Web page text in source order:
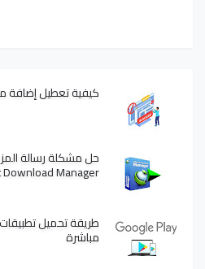
كيفية تعطيل إضافة
حل مشكلة رسالة
Manager
مباشرة